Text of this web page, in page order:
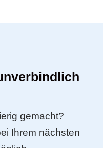
gemacht?
Ihrem nächsten